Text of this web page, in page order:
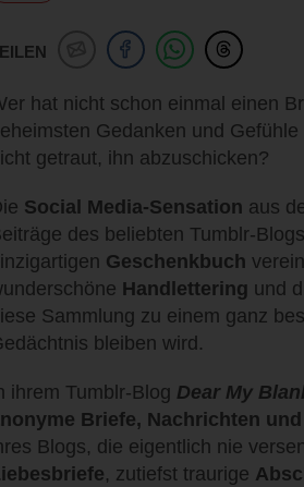
hat nicht schon einmal einen
Gedanken und
getraut, ihn abzuschicken?
Social Media-Sensation aus
des beliebten Tumblr-Blogs
Geschenkbuch
Handlettering und
Sammlung zu einem ganz
bleiben wird.
ihrem Tumblr-Blog Dear My
Briefe, Nachrichten
Blogs, die eigentlich nie
, zutiefst traurige